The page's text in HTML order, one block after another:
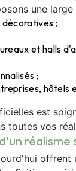
une
;
et halls
;
hôtels
est
toutes vos
réalisme
offrent